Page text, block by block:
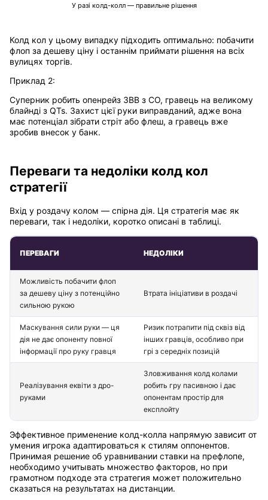
У разі колд-колл — правильне рішення
Колд кол у цьому випадку підходить оптимально: побачити
флоп за дешеву ціну і останнім приймати рішення на всіх
вулицях торгів.
Приклад 2:
Суперник робить опенрейз 3ВВ з CO, гравець на великому
блайнді з QTs. Захист цієї руки виправданий, адже вона
має потенціал зібрати стріт або флеш, а гравець вже
зробив внесок у банк.
Переваги та недоліки колд кол
стратегії
Вхід у роздачу колом — спірна дія. Ця стратегія має як
переваги, так і недоліки, коротко описані в таблиці.
ПЕРЕВАГИ НЕДОЛІКИ
Можливість побачити флоп
за дешеву ціну з потенційно
сильною рукою
Втрата ініціативи в роздачі
Маскування сили руки — ця
дія не дає опоненту повної
інформації про руку гравця
Ризик потрапити під сквіз від
інших гравців, особливо при
грі з середніх позицій
Реалізування еквіти з дро-
руками
Зловживання колд колами
робить гру пасивною і дає
опонентам простір для
експлойту
Эффективное применение колд-колла напрямую зависит от
умения игрока адаптироваться к стилям оппонентов.
Принимая решение об уравнивании ставки на префлопе,
необходимо учитывать множество факторов, но при
грамотном подходе эта стратегия может положительно
сказаться на результатах на дистанции.